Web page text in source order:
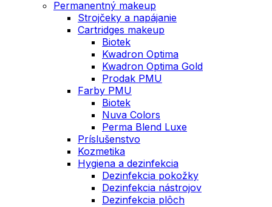
Permanentný makeup
Strojčeky a napájanie
Cartridges makeup
Biotek
Kwadron Optima
Kwadron Optima Gold
Prodak PMU
Farby PMU
Biotek
Nuva Colors
Perma Blend Luxe
Príslušenstvo
Kozmetika
Hygiena a dezinfekcia
Dezinfekcia pokožky
Dezinfekcia nástrojov
Dezinfekcia plôch